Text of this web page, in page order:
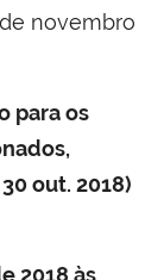
novembro
para os
out. 2018)
2018 às